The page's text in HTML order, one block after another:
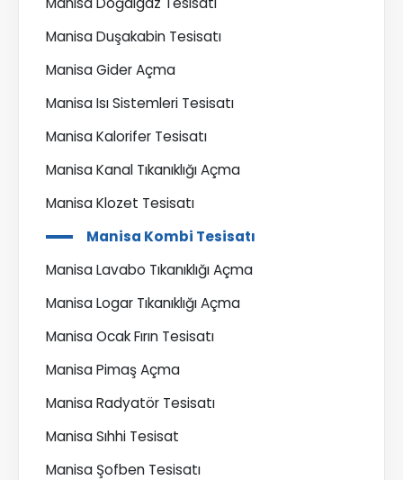
Manisa Duşakabin Tesisatı
Manisa Gider Açma
Manisa Isı Sistemleri Tesisatı
Manisa Kalorifer Tesisatı
Manisa Kanal Tıkanıklığı Açma
Manisa Klozet Tesisatı
Manisa Kombi Tesisatı
Manisa Lavabo Tıkanıklığı Açma
Manisa Logar Tıkanıklığı Açma
Manisa Ocak Fırın Tesisatı
Manisa Pimaş Açma
Manisa Radyatör Tesisatı
Manisa Sıhhi Tesisat
Manisa Şofben Tesisatı